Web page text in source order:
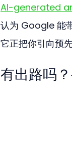
AI-generated
认为 Google 能
它正把你引向预
有出路吗